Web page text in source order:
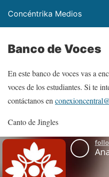
Concéntrika Medios
Banco de Voces
En este banco de voces vas a
voces de los estudiantes. Si te
contáctanos en
Canto de Jingles